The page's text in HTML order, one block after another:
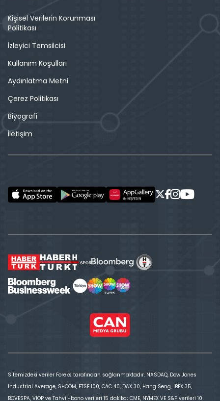
Kişisel Verilerin Korunması
Politikası
İzleyici Temsilcisi
Kullanım Koşulları
Aydınlatma Metni
Çerez Politikası
Biyografi
İletişim
Sitemizdeki veriler Foreks tarafından sağlanmaktadır. NASDAQ, Dow Jones
Industrial Average, SHCOM, FTSE 100, CAC 40, DAX 30, Hang Seng, IBEX 35,
BOVESPA, VİOP ve Tahvil-bono verileri 15 dakika; CME, NYMEX VE S&P verileri 10